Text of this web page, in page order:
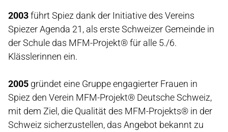
2003führt Spiez dank der Initiative des Vereins
Spiezer Agenda 21, als erste Schweizer Gemeinde in
der Schule das MFM-Projekt® für alle 5./6.
Klässlerinnen ein.
2005 gründet eine Gruppe engagierter Frauen in
Spiez den Verein MFM-Projekt® Deutsche Schweiz,
mit dem Ziel, die Qualität des MFM-Projekts® in der
Schweiz sicherzustellen, das Angebot bekannt zu